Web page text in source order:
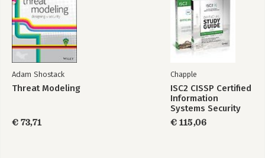
Adam Shostack
Threat Modeling
€ 73,71
Chapple
ISC2 CISSP Certified
Information
Systems Security
Professional
Official Study Guide
€ 115,06